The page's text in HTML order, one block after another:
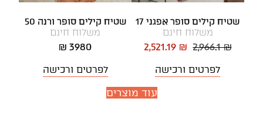
שטיח קילים סופר אפגני 17
משלוח חינם
2,966.1 ₪
2,521.19 ₪
לפרטים ורכישה
שטיח קילים סופר ורנה 50
משלוח חינם
3980 ₪
לפרטים ורכישה
עוד מוצרים